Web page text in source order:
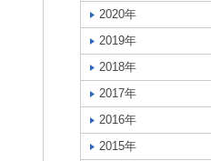
2020年
2019年
2018年
2017年
2016年
2015年